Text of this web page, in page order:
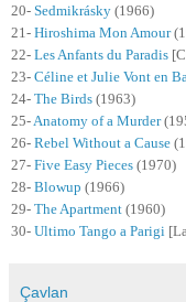
20- Sedmikrásky (1966)
21- Hiroshima Mon Amour
22- Les Anfants du Paradis [
23- Céline et Julie Vont en
24- The Birds (1963)
25- Anatomy of a Murder
26- Rebel Without a Cause
27- Five Easy Pieces (1970)
28- Blowup (1966)
29- The Apartment (1960)
30- Ultimo Tango a Parigi
Çavlan